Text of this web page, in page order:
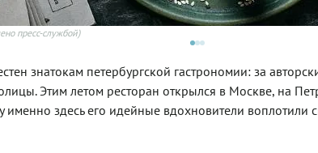
пресс-службой)
знатокам петербургской гастрономии: за
Этим летом ресторан открылся в Москве, на
именно здесь его идейные вдохновители воплотили